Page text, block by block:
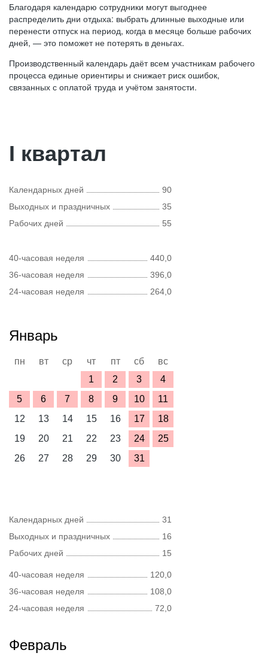
Благодаря календарю сотрудники могут выгоднее
распределить дни отдыха: выбрать длинные выходные или
перенести отпуск на период, когда в месяце больше рабочих
дней, — это поможет не потерять в деньгах.
Производственный календарь даёт всем участникам рабочего
процесса единые ориентиры и снижает риск ошибок,
связанных с оплатой труда и учётом занятости.
I квартал
Календарных дней
90
Выходных и праздничных
35
Рабочих дней
55
40-часовая неделя
440,0
36-часовая неделя
396,0
24-часовая неделя
264,0
Январь
пн вт ср чт пт сб
вс
1
2 3
4
5
6 7 8 9 10
11
12
13 14 15 16 17
18
19
20 21 22 23 24
25
26
27 28 29 30 31
Календарных дней
31
Выходных и праздничных
16
Рабочих дней
15
40-часовая неделя
120,0
36-часовая неделя
108,0
24-часовая неделя
72,0
Февраль